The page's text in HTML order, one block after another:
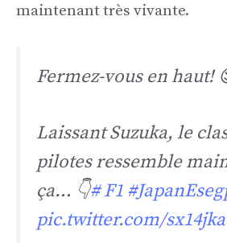
maintenant très vivante.
Fermez-vous en haut!
Laissant Suzuka, le
pilotes ressemble
ça… 👇# F1
pic.twitter.com/